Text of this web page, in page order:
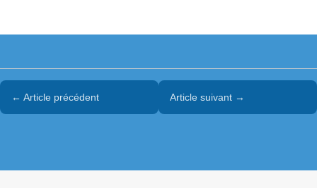
← Article précédent Article suivant →